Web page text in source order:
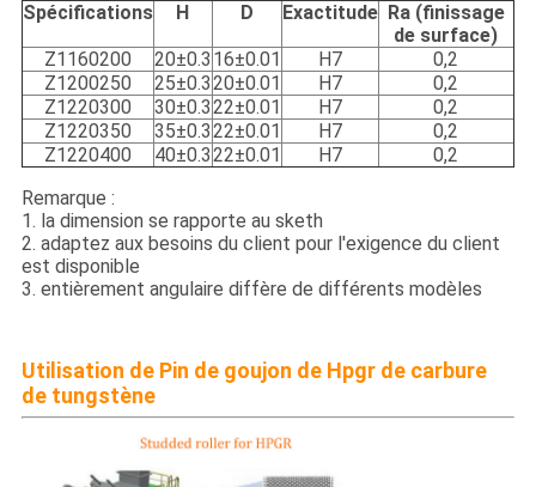
Spécifications H D Exactitude Ra (finissage
de surface)
Z1160200
20±0.3 16±0.01 H7
0,2
Z1200250
25±0.320±0.01 H7
0,2
Z1220300
30±0.322±0.01 H7
0,2
Z1220350
35±0.322±0.01 H7
0,2
Z1220400
40±0.322±0.01 H7
0,2
Remarque :
1. la dimension se rapporte au sketh
2. adaptez aux besoins du client pour l'exigence du client
est disponible
3. entièrement angulaire diffère de différents modèles
Utilisation de Pin de goujon de Hpgr de carbure
de tungstène